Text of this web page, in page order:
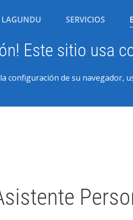
LAGUNDU SERVICIOS
Este sitio usa
configuración de su navegador,